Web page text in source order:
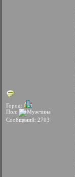
Город:
Пол:
Сообщений: 2703